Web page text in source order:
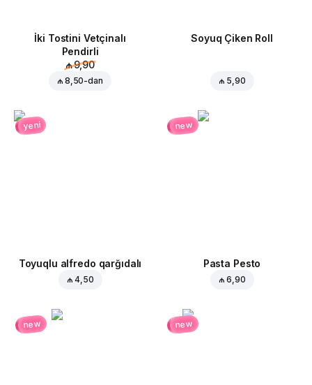
İki Tostini Vetçinalı
Pendirli
₼ 9,90
₼ 8,50-dan
Soyuq Çiken Roll
₼ 5,90
yeni
Toyuqlu alfredo qarğıdalı
₼ 4,50
new
Pasta Pesto
₼ 6,90
new new